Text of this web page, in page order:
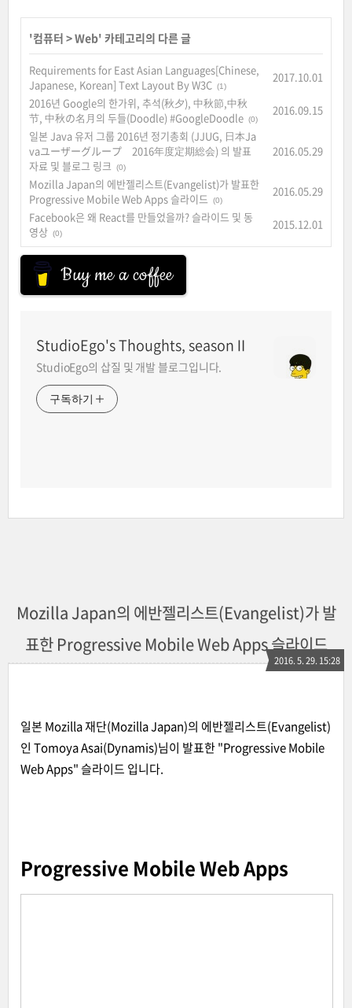
'컴퓨터 >Web' 카테고리의 다른 글
Requirements for East Asian Languages[Chinese,
Japanese, Korean] Text Layout By W3C (1)
2017.10.01
2016년 Google의 한가위, 추석(秋夕), 中秋節,中秋
节, 中秋の名月의 두들(Doodle) #GoogleDoodle (0)
2016.09.15
일본 Java 유저 그룹 2016년 정기총회 (JJUG, 日本Ja
vaユーザーグループ 2016年度定期総会) 의 발표
자료 및 블로그 링크
(0)
2016.05.29
Mozilla Japan의 에반젤리스트(Evangelist)가 발표한
Progressive Mobile Web Apps 슬라이드
(0)
2016.05.29
Facebook은 왜 React를 만들었을까? 슬라이드 및 동
영상 (0)
2015.12.01
Buy me a coffee
StudioEgo's Thoughts, seasonⅡ
StudioEgo의 삽질 및 개발 블로그입니다.
구독하기
Mozilla Japan의 에반젤리스트(Evangelist)가 발
표한 Progressive Mobile Web Apps 슬라이드
2016. 5. 29. 15:28
일본 Mozilla 재단(Mozilla Japan)의 에반젤리스트(Evangelist)
인 Tomoya Asai(Dynamis)님이 발표한 "Progressive Mobile
Web Apps" 슬라이드 입니다.
Progressive Mobile Web Apps